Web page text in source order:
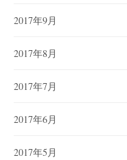
2017年9月
2017年8月
2017年7月
2017年6月
2017年5月